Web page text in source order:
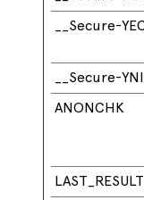
__Secure-
__Secure-
ANONCHK